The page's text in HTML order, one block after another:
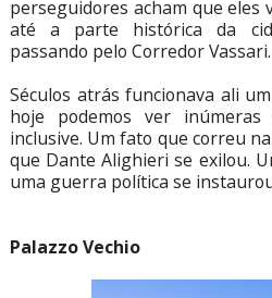
perseguidores acham que
até a parte histórica da
passando pelo Corredor Vassari.
Séculos atrás funcionava ali
hoje podemos ver
inclusive. Um fato que correu
que Dante Alighieri se exilou.
uma guerra política se
Palazzo Vechio